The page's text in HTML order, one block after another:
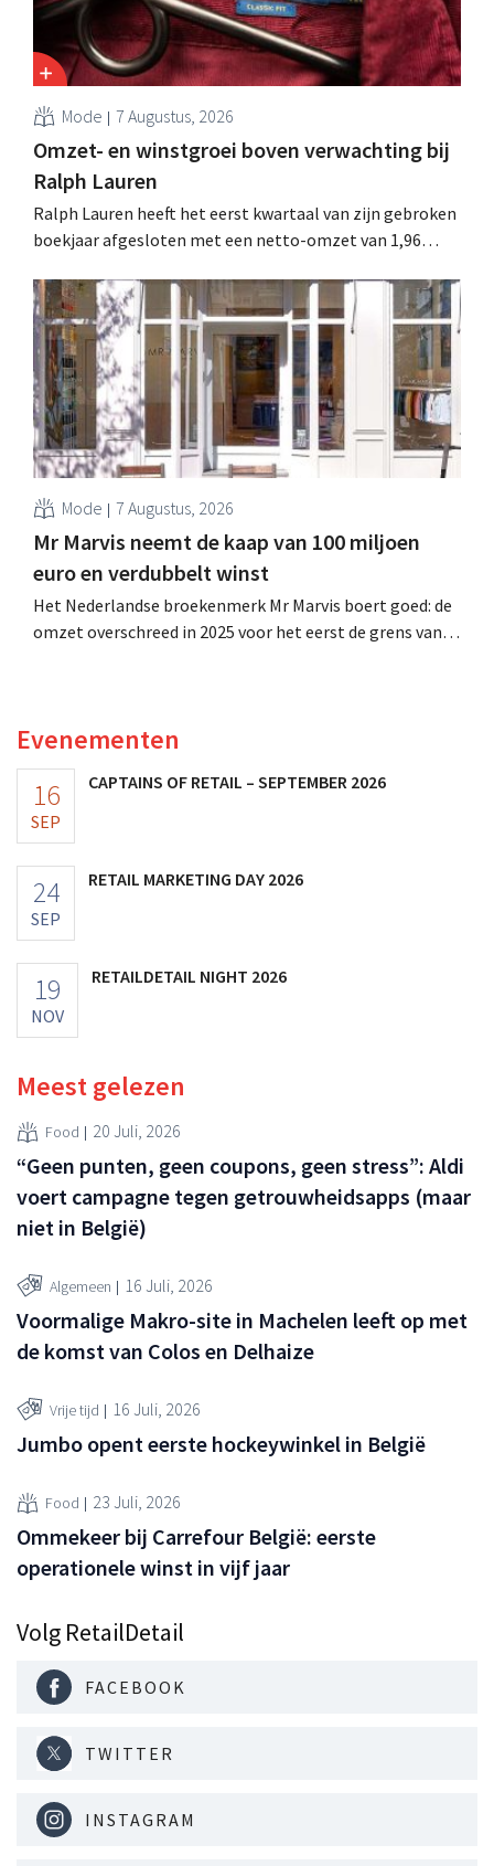
Mode 7 Augustus, 2026
Omzet- en winstgroei boven verwachting bij
Ralph Lauren
Ralph Lauren heeft het eerst kwartaal van zijn gebroken
boekjaar afgesloten met een netto-omzet van 1,96
is dan een jaar eerder. Na die beter dan verwachte start
verhoogt het bedrijf ook zijn vooruitzichten voor het
volledige boekjaar.
Mode 7 Augustus, 2026
Mr Marvis neemt de kaap van 100 miljoen
euro en verdubbelt winst
Het Nederlandse broekenmerk Mr Marvis boert goed: de
omzet overschreed in 2025 voor het eerst de grens van
Evenementen
16
SEP
CAPTAINS OF RETAIL – SEPTEMBER 2026
24
SEP
RETAIL MARKETING DAY 2026
19
NOV
RETAILDETAIL NIGHT 2026
Meest gelezen
Food 20 Juli, 2026
“Geen punten, geen coupons, geen stress”: Aldi
voert campagne tegen getrouwheidsapps (maar
niet in België)
Algemeen 16 Juli, 2026
Voormalige Makro-site in Machelen leeft op met
de komst van Colos en Delhaize
Vrije tijd 16 Juli, 2026
Jumbo opent eerste hockeywinkel in België
Food 23 Juli, 2026
Ommekeer bij Carrefour België: eerste
operationele winst in vijf jaar
Volg RetailDetail
FACEBOOK
TWITTER
INSTAGRAM